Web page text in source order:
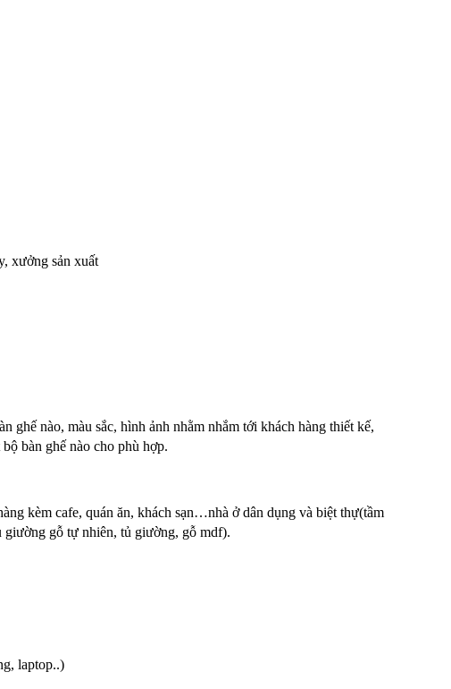
xưởng sản xuất
ghế nào, màu sắc, hình ảnh nhằm nhắm tới khách hàng thiết kế,
bàn ghế nào cho phù hợp.
kèm cafe, quán ăn, khách sạn…nhà ở dân dụng và biệt thự(tầm
giường gỗ tự nhiên, tủ giường, gỗ mdf).
laptop..)